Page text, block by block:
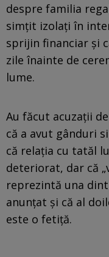
despre familia
simţit izolaţi în
sprijin financiar şi
zile înainte de
lume.
Au făcut acuzaţii
că a avut gânduri
că relaţia cu tatăl
deteriorat, dar că
reprezintă una
anunţat şi că al
este o fetiţă.